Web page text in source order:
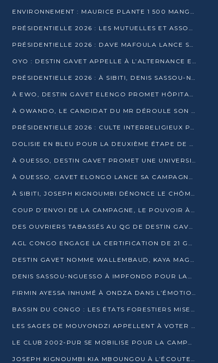
ENVIRONNEMENT : MAURICE PLANTE 1 500 MANGROVES POUR HONORER WANGARI MAATHAI
PRÉSIDENTIELLE 2026 : LES MUTUELLES ET ASSOCIATIONS S’IMPLIQUENT DANS LA CAMPAGNE ÉLECTORALE À TIÉ-TIÉ 2 (POINTE-NOIRE)
PRÉSIDENTIELLE 2026 : DAVE MAFOULA LANCE SA « VAGUE DU NOUVEAU DÉPART » À IMPFONDO
OYO : DESTIN GAVET APPELLE À L’ALTERNANCE ET À LA RESPONSABILITÉ DE LA JEUNESSE
PRÉSIDENTIELLE 2026 : À SIBITI, DENIS SASSOU-N’GUESSO PARIE SUR LES RESSOURCES DE LA LEKOUMOU
À EWO, DESTIN GAVET ELENGO PROMET HÔPITAL, CHEMIN DE FER ET AUDIT DES FINANCES PUBLIQUES
À OWANDO, LE CANDIDAT DU MR DÉROULE SON PROGRAMME DE “CHANGEMENT”
PRÉSIDENTIELLE 2026 : CULTE INTERRELIGIEUX POUR LA PAIX À OUENZÉ
DOLISIE EN BLEU POUR LA DEUXIÈME ÉTAPE DE CAMPAGNE DE DSN
À OUESSO, DESTIN GAVET PROMET UNE UNIVERSITÉ POUR LA SANGHA
À OUESSO, GAVET ELONGO LANCE SA CAMPAGNE SOUS LE SIGNE DU RENOUVEAU
À SIBITI, JOSEPH KIGNOUMBI DÉNONCE LE CHÔMAGE ET LES DÉFAILLANCES DE L’ÉTAT
COUP D’ENVOI DE LA CAMPAGNE, LE POUVOIR À POINTE-NOIRE, L’OPPOSITION À OUESSO ET SIBITI
DES OUVRIERS TABASSÉS AU QG DE DESTIN GAVET À 24 HEURES DE L’OUVERTURE DE LA CAMPAGNE
AGL CONGO ENGAGE LA CERTIFICATION DE 21 GRUTIERS AUX NORMES INTERNATIONALES
DESTIN GAVET NOMME WALLEMBAUD, KAYA MAGANE, BOUDZIKA ET MBOUSSA-ELLAH AUX COMMANDES DE SA CAMPAGNE
DENIS SASSOU-NGUESSO À IMPFONDO POUR LANCER LE CORRIDOR 13
FIRMIN AYESSA INHUMÉ À ONDZA DANS L’ÉMOTION ET LE RECUEILLEMENT
BASSIN DU CONGO : LES ÉTATS FORESTIERS MISENT SUR LES MARCHÉS CARBONE
LES SAGES DE MOUYONDZI APPELLENT À VOTER DENIS SASSOU-NGUESSO
LE CLUB 2002-PUR SE MOBILISE POUR LA CAMPAGNE
JOSEPH KIGNOUMBI KIA MBOUNGOU À L’ÉCOUTE DE TALANGAÏ